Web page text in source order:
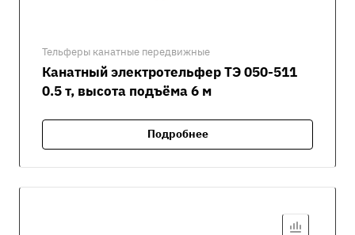
Тельферы канатные передвижные
Канатный электротельфер ТЭ 050-511
0.5 т, высота подъёма 6 м
Подробнее